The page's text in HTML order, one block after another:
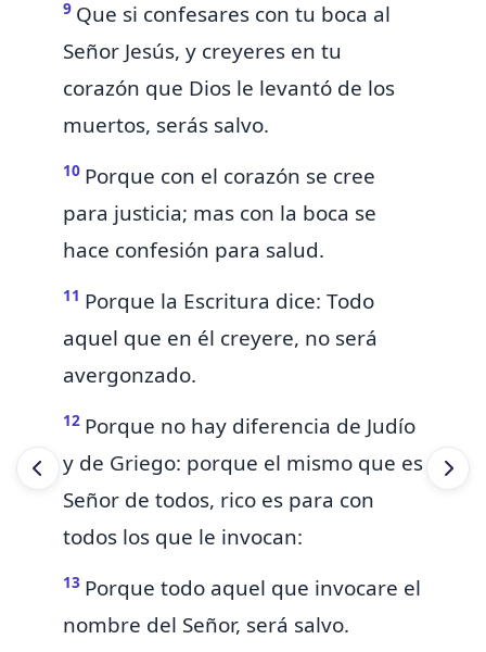
9 Que si confesares con tu boca al
Señor Jesús, y creyeres en tu
corazón que Dios le levantó de los
muertos, serás salvo.
10 Porque con el corazón se cree
para justicia; mas con la boca se
hace confesión para salud.
11 Porque la Escritura dice: Todo
aquel que en él creyere, no será
avergonzado.
12 Porque no hay diferencia de Judío
y de Griego: porque el mismo que es
Señor de todos, rico es para con
todos los que le invocan:
13 Porque todo aquel que invocare el
nombre del Señor, será salvo.